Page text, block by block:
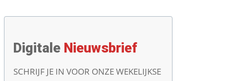
Digitale Nieuwsbrief
SCHRIJF JE IN VOOR ONZE WEKELIJKSE